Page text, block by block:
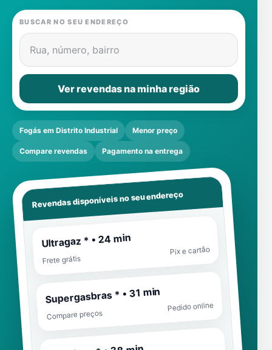
Gás
Contatos
BUSCAR NO SEU ENDEREÇO
Rua, número, bairro
Ver revendas na minha região
Fogás em Distrito Industrial Menor preço
Compare revendas Pagamento na entrega
Revendas disponíveis no seu endereço
Ultragaz * • 24 min
Frete grátis
Pix e cartão
Supergasbras * • 31 min
Compare preços
Pedido online